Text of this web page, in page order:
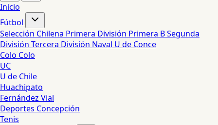
Inicio
Fútbol
Selección Chilena Primera División Primera BSegunda
División Tercera División Naval U de Conce
Colo Colo
UC
U de Chile
Huachipato
Fernández Vial
Deportes Concepción
Tenis